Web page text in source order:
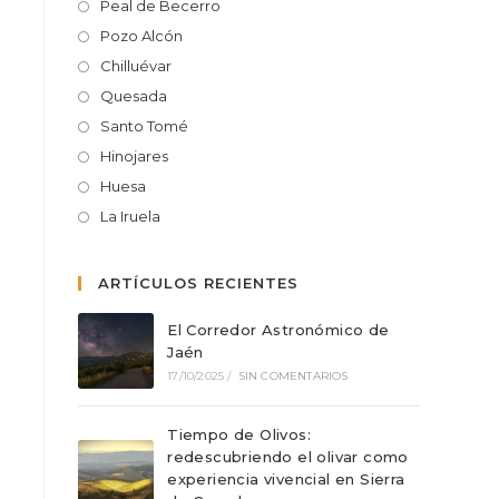
Peal de Becerro
Pozo Alcón
Chilluévar
Quesada
Santo Tomé
Hinojares
Huesa
La Iruela
ARTÍCULOS RECIENTES
El Corredor Astronómico de
Jaén
17/10/2025 / SIN COMENTARIOS
Tiempo de Olivos:
redescubriendo el olivar como
experiencia vivencial en Sierra